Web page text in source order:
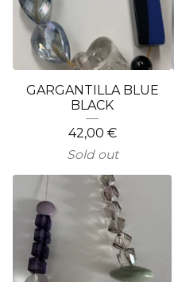
GARGANTILLA BLUE
BLACK
42,00 €
Sold out